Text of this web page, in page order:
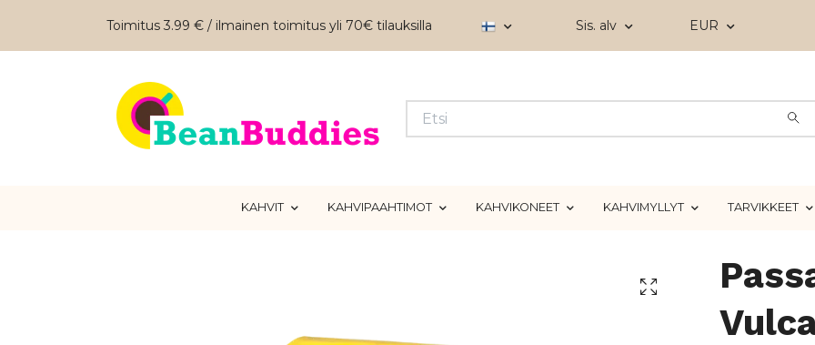
Toimitus 3.99 € / ilmainen toimitus yli 70€ tilauksilla Sis. alv EUR
KAHVIT KAHVIPAAHTIMOT KAHVIKONEET KAHVIMYLLYT TARVIKKEET